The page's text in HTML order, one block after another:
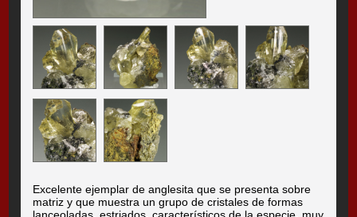
Excelente ejemplar de anglesita que se presenta sobre
matriz y que muestra un grupo de cristales de formas
lanceoladas, estriados, característicos de la especie, muy